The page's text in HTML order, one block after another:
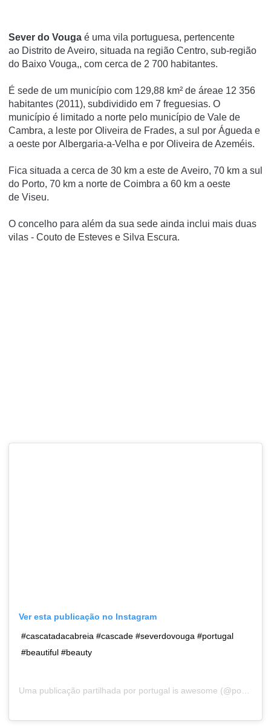
Sever do Vouga é uma vila portuguesa, pertencente
ao Distrito de Aveiro, situada na região Centro, sub-região
do Baixo Vouga,, com cerca de 2 700 habitantes.
É sede de um município com 129,88 km² de áreae 12 356
habitantes (2011), subdividido em 7 freguesias. O
município é limitado a norte pelo município de Vale de
Cambra, a leste por Oliveira de Frades, a sul por Águeda e
a oeste por Albergaria-a-Velha e por Oliveira de Azeméis.
Fica situada a cerca de 30 km a este de Aveiro, 70 km a sul
do Porto, 70 km a norte de Coimbra a 60 km a oeste
de Viseu.
O concelho para além da sua sede ainda inclui mais duas
vilas - Couto de Esteves e Silva Escura.
Ver esta publicação no Instagram
#cascatadacabreia #cascade #severdovouga #portugal
#beautiful #beauty
Uma publicação partilhada por portugal is awesome (@portugal.is.awesome) a29 de Abr, 2017 às 1:20 PDT